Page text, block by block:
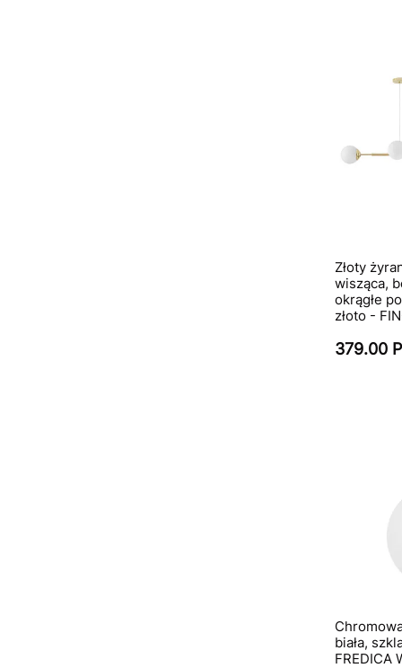
Złoty
wisząca,
okrągłe
złoto -
379.00
biała,
FREDICA